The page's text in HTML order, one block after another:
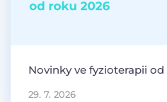
Novinky ve fyzioterapii
29. 7. 2026